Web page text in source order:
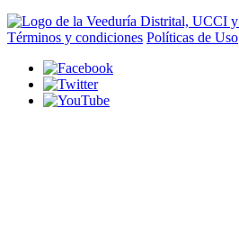
Términos y condiciones Políticas de Uso